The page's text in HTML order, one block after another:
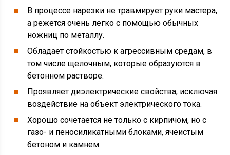
В процессе нарезки не травмирует руки мастера,
а режется очень легко с помощью обычных
ножниц по металлу.
Обладает стойкостью к агрессивным средам, в
том числе щелочным, которые образуются в
бетонном растворе.
Проявляет диэлектрические свойства, исключая
воздействие на объект электрического тока.
Хорошо сочетается не только с кирпичом, но с
газо- и пеносиликатными блоками, ячеистым
бетоном и камнем.